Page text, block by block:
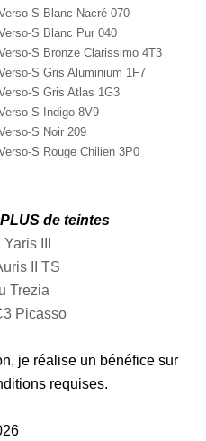
S Blanc Nacré 070
S Blanc Pur 040
S Bronze Clarissimo 4T3
S Gris Aluminium 1F7
S Gris Atlas 1G3
S Indigo 8V9
S Noir 209
S Rouge Chilien 3P0
PLUS de teintes
III
II TS
Trezia
Picasso
je réalise un bénéfice sur
requises.